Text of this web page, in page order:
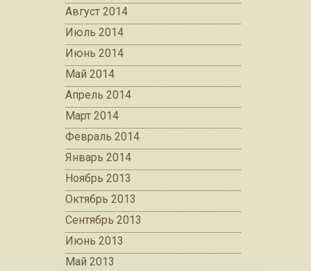
Август 2014
Июль 2014
Июнь 2014
Май 2014
Апрель 2014
Март 2014
Февраль 2014
Январь 2014
Ноябрь 2013
Октябрь 2013
Сентябрь 2013
Июнь 2013
Май 2013